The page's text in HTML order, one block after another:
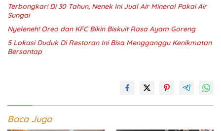
Terbongkar! Di 30 Tahun, Nenek Ini Jual Air Mineral Pakai Air
Sungai
Nyeleneh! Oreo dan KFC Bikin Biskuit Rasa Ayam Goreng
5 Lokasi Duduk Di Restoran Ini Bisa Mengganggu Kenikmatan
Bersantap
Baca Juga